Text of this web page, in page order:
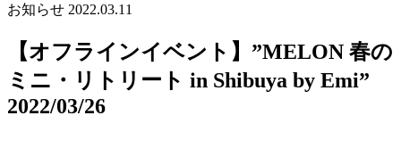
お知らせ 2022.03.11
【オフラインイベント】”MELON 春の
ミニ・リトリート in Shibuya by Emi”
2022/03/26